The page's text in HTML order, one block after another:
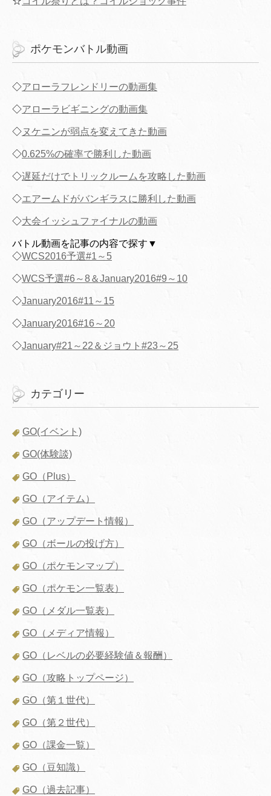
ポケモンバトル動画
◇アローラフレンドリーの動画集
◇アローラビギニングの動画集
◇ヌケニンが弱点を変えてきた動画
◇0.625%の確率で勝利した動画
◇遅延だけでトリックルームを攻略した動画
◇エアームドがバンギラスに勝利した動画
◇大会イッシュファイナルの動画
バトル動画を記事の内容で探す▼
◇WCS2016予選#1～5
◇WCS予選#6～8＆January2016#9～10
◇January2016#11～15
◇January2016#16～20
◇January#21～22＆ジョウト#23～25
カテゴリー
GO(イベント)
GO(体験談)
GO（Plus）
GO（アイテム）
GO（アップデート情報）
GO（ボールの投げ方）
GO（ポケモンマップ）
GO（ポケモン一覧表）
GO（メダル一覧表）
GO（メディア情報）
GO（レベルの必要経験値＆報酬）
GO（攻略トップページ）
GO（第１世代）
GO（第２世代）
GO（課金一覧）
GO（豆知識）
GO（過去記事）